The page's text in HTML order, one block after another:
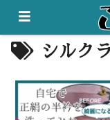
シルク